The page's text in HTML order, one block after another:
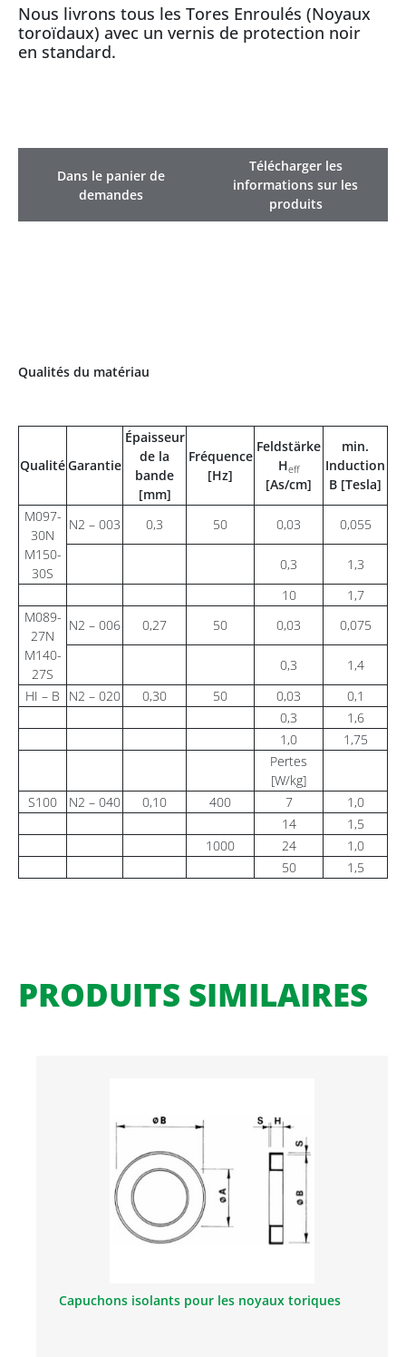
Nous livrons tous les Tores Enroulés (Noyaux
toroïdaux) avec un vernis de protection noir
en standard.
Dans le panier de
demandes
Télécharger les
informations sur les
produits
Qualités du matériau
QualitéGarantie
Épaisseur
de la
bande
[mm]
Fréquence
[Hz]
Feldstärke
Heff
[As/cm]
min.
Induction
B [Tesla]
M097-
30N
M150-
30S
N2 – 003 0,3 50 0,03 0,055
0,3
1,3
10
1,7
M089-
27N
M140-
27S
N2 – 006 0,27 50 0,03 0,075
0,3
1,4
HI – B
N2 – 020 0,30 50 0,03
0,1
0,3
1,6
1,0
1,75
Pertes
[W/kg]
S100
N2 – 040 0,10 400 7
1,0
14
1,5
1000
24
1,0
50
1,5
PRODUITS SIMILAIRES
Capuchons isolants pour les noyaux toriques